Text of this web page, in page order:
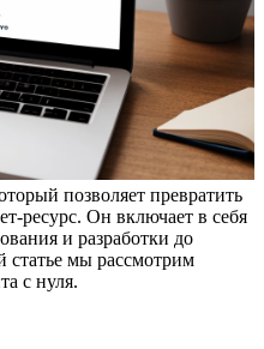
позволяет превратить
ресурс. Он включает в себя
и разработки до
статье мы рассмотрим
с нуля.